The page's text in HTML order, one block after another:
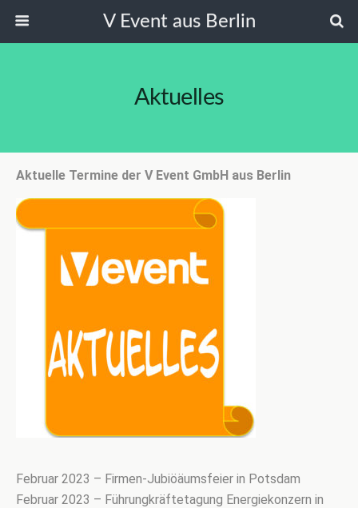
V Event aus Berlin
Aktuelles
Aktuelle Termine der V Event GmbH aus Berlin
Februar 2023 – Firmen-Jubiöäumsfeier in Potsdam
Februar 2023 – Führungkräftetagung Energiekonzern in